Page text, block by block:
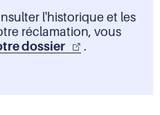
l'historique et les
réclamation, vous
dossier .